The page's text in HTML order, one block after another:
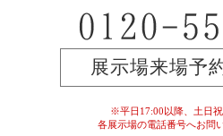
展示場来場予
※平日17:00以降、土日祝
各展示場の電話番号へお問